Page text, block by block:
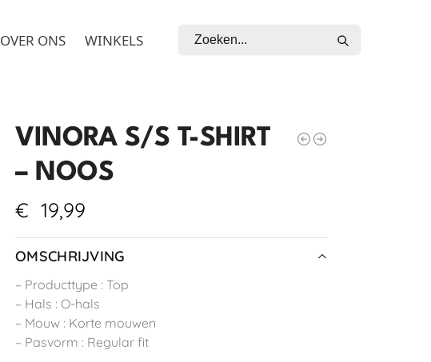
OVER ONS WINKELS
VINORA S/S T-SHIRT
– NOOS
€ 19,99
OMSCHRIJVING
– Producttype : Top
– Hals : O-hals
– Mouw : Korte mouwen
– Pasvorm : Regular fit